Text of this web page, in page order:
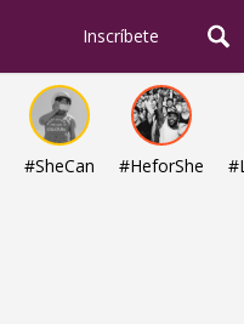
Inscríbete
#SheCan #HeforShe
Arriba